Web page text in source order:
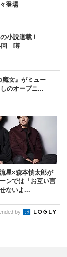
登場
小説連載！
回 噂
魔女』がミュー
のオープニ...
星×森本慎太郎が
ンでは「お互い言
ないよ...
by